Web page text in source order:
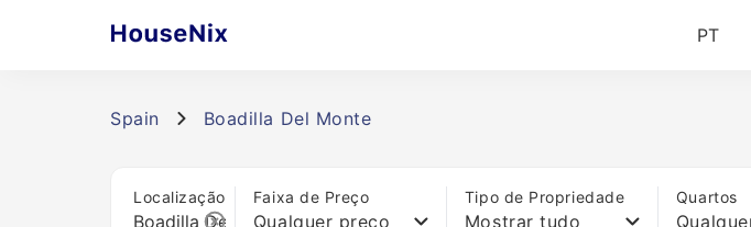
PT
Spain Boadilla Del Monte
Localização Faixa de Preço
Qualquer preço
Tipo de Propriedade
Mostrar tudo
Quartos